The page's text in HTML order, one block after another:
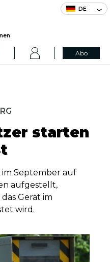
DE
Abo
starten
September auf
aufgestellt,
Gerät im
wird.